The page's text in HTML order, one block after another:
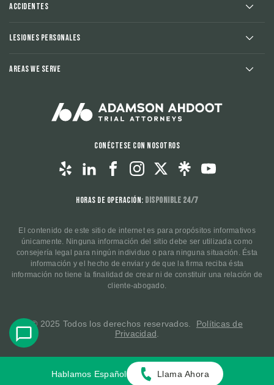
Accidentes
Lesiones Personales
Areas We Serve
Conéctese con nosotros
Horas de operación: Disponible 24/7
El contenido de este sitio de internet es para propósitos informativos
únicamente. Ninguna información del sitio debe ser utilizada como
consejería legal para ningún individuo o para ninguna situación. Ésta
información y el hecho de enviar y de que la firma reciba ésta
información no tiene la finalidad de crear ni de constituir una relación de
cliente-abogado.
© 2025 Todos los derechos reservados. Políticas de
Privacidad
Hablamos Español Llama Ahora